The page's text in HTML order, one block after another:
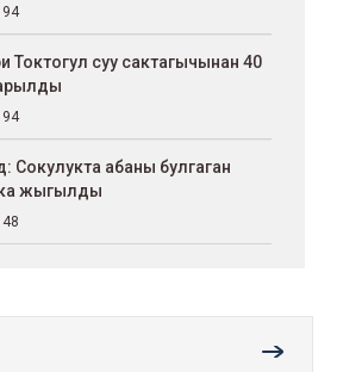
суу сактагычынан 40
Сокулукта абаны булгаган
жыгылды